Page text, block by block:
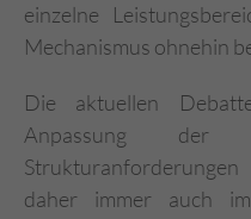
einzelne
Mechanismus ohnehin
Die aktuellen
Anpassung der
daher immer auch